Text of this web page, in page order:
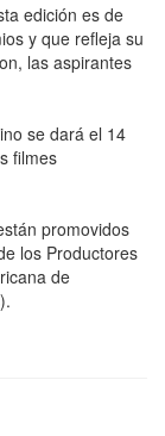
edición es de
y que refleja su
las aspirantes
se dará el 14
filmes
promovidos
los Productores
de